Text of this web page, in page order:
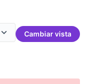
Cambiar vista